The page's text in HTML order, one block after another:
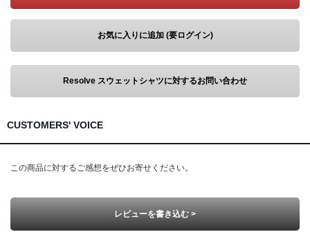
お気に入りに追加 (要ログイン)
Resolve スウェットシャツに対するお問い合わせ
CUSTOMERS' VOICE
この商品に対するご感想をぜひお寄せください。
レビューを書き込む >